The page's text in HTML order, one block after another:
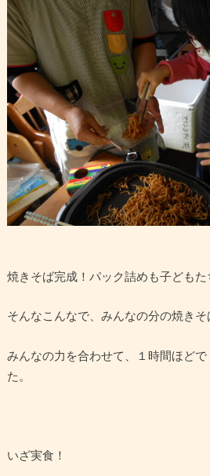
焼きそば完成！パック詰めも子どもた
そんなこんなで、みんなの分の焼きそ
みんなの力を合わせて、１時間ほど
た。
いざ実食！